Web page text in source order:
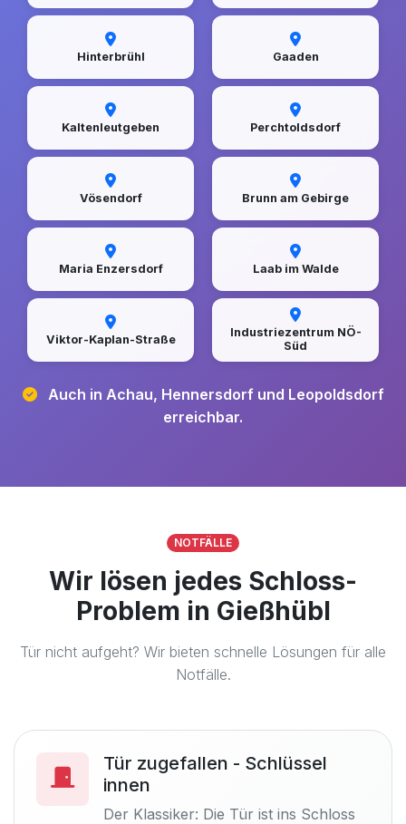
Hinterbrühl Gaaden
Kaltenleutgeben Perchtoldsdorf
Vösendorf Brunn am Gebirge
Maria Enzersdorf Laab im Walde
Viktor-Kaplan-Straße
Industriezentrum NÖ-
Süd
Auch in Achau, Hennersdorf und Leopoldsdorf
erreichbar.
NOTFÄLLE
Wir lösen jedes Schloss-
Problem in Gießhübl
Tür nicht aufgeht? Wir bieten schnelle Lösungen für alle
Notfälle.
Tür zugefallen - Schlüssel
innen
Der Klassiker: Die Tür ist ins Schloss